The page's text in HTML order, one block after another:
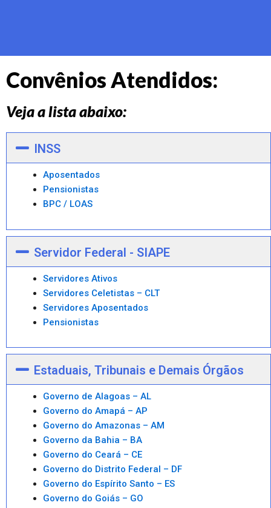
Convênios Atendidos:
Veja a lista abaixo:
INSS
Aposentados
Pensionistas
BPC / LOAS
Servidor Federal - SIAPE
Servidores Ativos
Servidores Celetistas – CLT
Servidores Aposentados
Pensionistas
Estaduais, Tribunais e Demais Órgãos
Governo de Alagoas – AL
Governo do Amapá – AP
Governo do Amazonas – AM
Governo da Bahia – BA
Governo do Ceará – CE
Governo do Distrito Federal – DF
Governo do Espírito Santo – ES
Governo do Goiás – GO